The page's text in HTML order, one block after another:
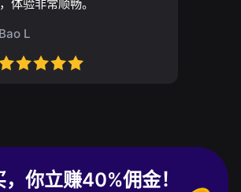
体验非常顺畅。
Bao L
你立赚40%佣金！